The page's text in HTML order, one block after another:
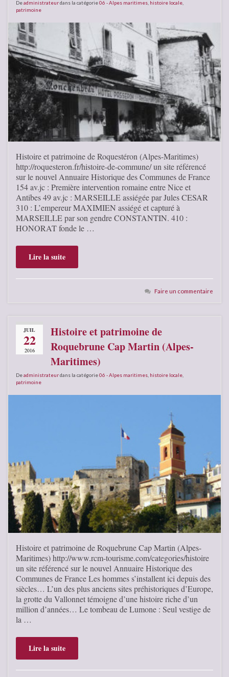
Deadministrateurdans la catégorie06 - Alpes maritimes histoire locale
patrimoine
Histoire et patrimoine de Roquestéron (Alpes-Maritimes)
http://roquesteron.fr/histoire-de-commune/ un site référencé
sur le nouvel Annuaire Historique des Communes de France
154 av.jc : Première intervention romaine entre Nice et
Antibes 49 av.jc : MARSEILLE assiégée par Jules CESAR
310 : L’empereur MAXIMIEN assiégé et capturé à
MARSEILLE par son gendre CONSTANTIN. 410 :
HONORAT fonde le …
Lire la suite
Faire un commentaire
JUIL
22
2016
Histoire et patrimoine de
Roquebrune Cap Martin (Alpes-
Maritimes)
Deadministrateurdans la catégorie06 - Alpes maritimes histoire locale
patrimoine
Histoire et patrimoine de Roquebrune Cap Martin (Alpes-
Maritimes) http://www.rcm-tourisme.com/categories/histoire
un site référencé sur le nouvel Annuaire Historique des
Communes de France Les hommes s’installent ici depuis des
siècles… L’un des plus anciens sites préhistoriques d’Europe,
la grotte du Vallonnet témoigne d’une histoire riche d’un
million d’années… Le tombeau de Lumone : Seul vestige de
la …
Lire la suite